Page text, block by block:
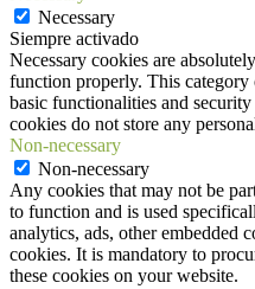
Necessary
Siempre activado
Necessary cookies are
function properly. This category
basic functionalities and
cookies do not store any
Non-necessary
Non-necessary
Any cookies that may not be
to function and is used
analytics, ads, other embedded
cookies. It is mandatory to
these cookies on your website.